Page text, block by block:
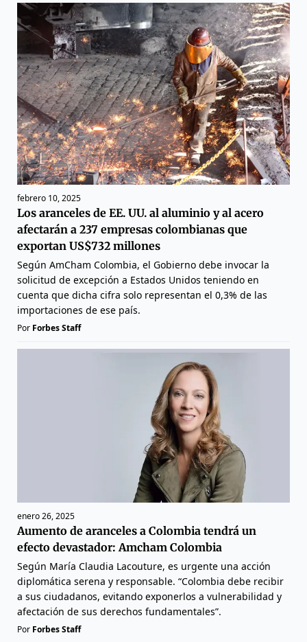
febrero 10, 2025
Los aranceles de EE. UU. al aluminio y al acero
afectarán a 237 empresas colombianas que
exportan US$732 millones
Según AmCham Colombia, el Gobierno debe invocar la
solicitud de excepción a Estados Unidos teniendo en
cuenta que dicha cifra solo representan el 0,3% de las
importaciones de ese país.
Por Forbes Staff
enero 26, 2025
Aumento de aranceles a Colombia tendrá un
efecto devastador: Amcham Colombia
Según María Claudia Lacouture, es urgente una acción
diplomática serena y responsable. “Colombia debe recibir
a sus ciudadanos, evitando exponerlos a vulnerabilidad y
afectación de sus derechos fundamentales”.
Por Forbes Staff